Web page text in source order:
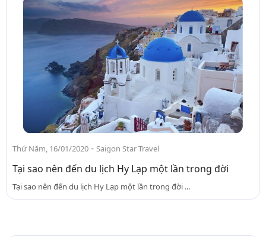
Thứ Năm, 16/01/2020 - Saigon Star Travel
Tại sao nên đến du lịch Hy Lạp một lần trong đời
Tại sao nên đến du lịch Hy Lạp một lần trong đời ...